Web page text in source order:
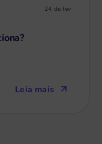
24 de fev
Leia mais